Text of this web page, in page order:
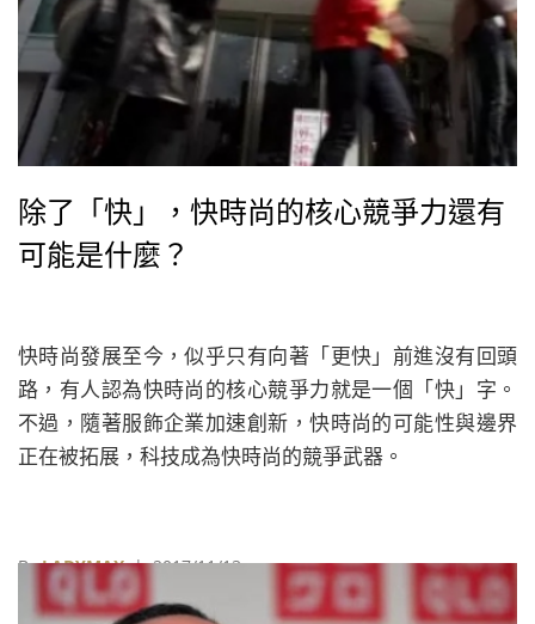
除了「快」，快時尚的核心競爭力還有
可能是什麼？
快時尚發展至今，似乎只有向著「更快」前進沒有回頭
路，有人認為快時尚的核心競爭力就是一個「快」字。
不過，隨著服飾企業加速創新，快時尚的可能性與邊界
正在被拓展，科技成為快時尚的競爭武器。
ByLADYMAX| 2017/11/13